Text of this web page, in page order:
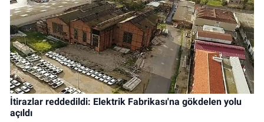
İtirazlar reddedildi: Elektrik Fabrikası'na gökdelen yolu
açıldı